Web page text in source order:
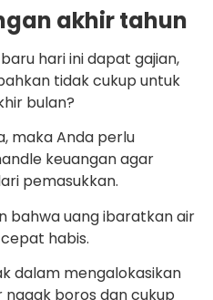
akhir tahun
hari ini dapat gajian,
tidak cukup untuk
bulan?
maka Anda perlu
keuangan agar
pemasukkan.
bahwa uang ibaratkan air
habis.
dalam mengalokasikan
boros dan cukup